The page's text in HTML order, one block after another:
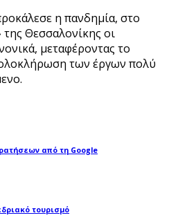
η πανδημία, στο
Θεσσαλονίκης οι
μεταφέροντας το
των έργων πολύ
από τη Google
τουρισμό